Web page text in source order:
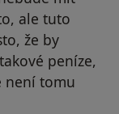
ale tuto
že by
peníze,
není tomu